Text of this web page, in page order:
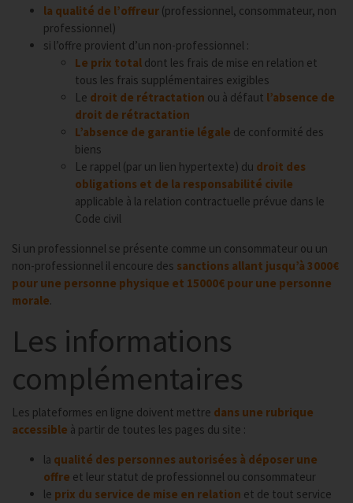
la qualité de l’offreur (professionnel, consommateur, non
professionnel)
si l’offre provient d’un non-professionnel :
Le prix total dont les frais de mise en relation et
tous les frais supplémentaires exigibles
Le droit de rétractation ou à défaut l’absence de
droit de rétractation
L’absence de garantie légale de conformité des
biens
Le rappel (par un lien hypertexte) du droit des
obligations et de la responsabilité civile
applicable à la relation contractuelle prévue dans le
Code civil
Si un professionnel se présente comme un consommateur ou un
non-professionnel il encoure des sanctions allant jusqu’à 3000€
pour une personne physique et 15000€ pour une personne
morale.
Les informations
complémentaires
Les plateformes en ligne doivent mettre dans une rubrique
accessible à partir de toutes les pages du site :
la qualité des personnes autorisées à déposer une
offre et leur statut de professionnel ou consommateur
le prix du service de mise en relation et de tout service